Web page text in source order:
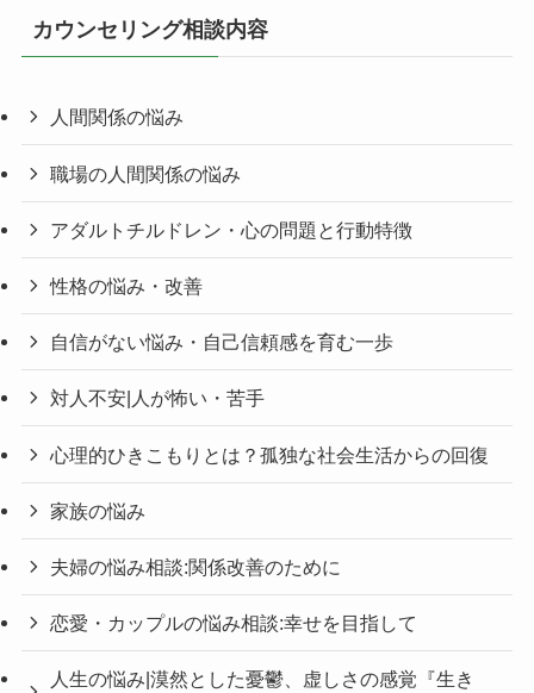
カウンセリング相談内容
人間関係の悩み
職場の人間関係の悩み
アダルトチルドレン・心の問題と行動特徴
性格の悩み・改善
自信がない悩み・自己信頼感を育む一歩
対人不安|人が怖い・苦手
心理的ひきこもりとは？孤独な社会生活からの回復
家族の悩み
夫婦の悩み相談:関係改善のために
恋愛・カップルの悩み相談:幸せを目指して
人生の悩み|漠然とした憂鬱、虚しさの感覚『生き